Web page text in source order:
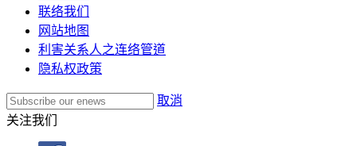
联络我们
网站地图
利害关系人之连络管道
隐私权政策
取消
关注我们